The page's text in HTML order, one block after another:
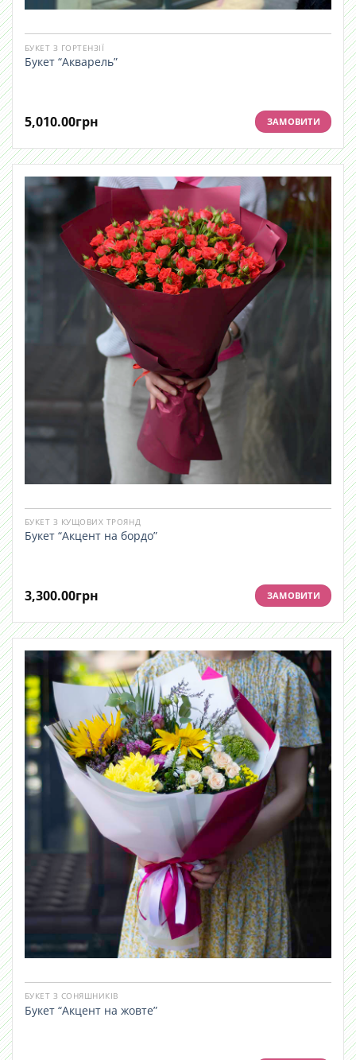
БУКЕТ З ГОРТЕНЗІЇ
Букет “Акварель”
5,010.00грн ЗАМОВИТИ
БУКЕТ З КУЩОВИХ ТРОЯНД
Букет “Акцент на бордо”
3,300.00грн ЗАМОВИТИ
БУКЕТ З СОНЯШНИКІВ
Букет “Акцент на жовте”